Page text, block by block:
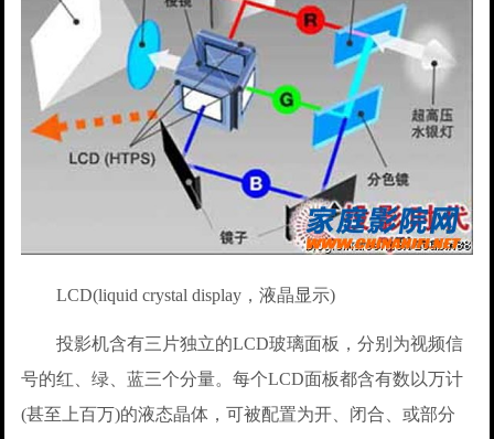
LCD(liquid crystal display，液晶显示)
投影机含有三片独立的LCD玻璃面板，分别为视频信
号的红、绿、蓝三个分量。每个LCD面板都含有数以万计
(甚至上百万)的液态晶体，可被配置为开、闭合、或部分